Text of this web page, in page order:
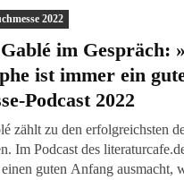
2022
im Gespräch:
ist immer ein
Podcast 2022
zählt zu den erfolgreichsten
Im Podcast des
guten Anfang ausmacht,